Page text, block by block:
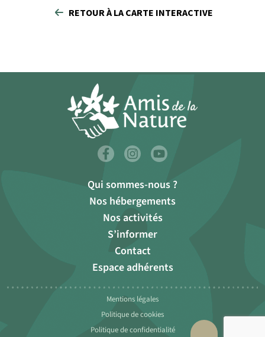
RETOUR À LA CARTE INTERACTIVE
Qui sommes-nous ?
Nos hébergements
Nos activités
S’informer
Contact
Espace adhérents
Mentions légales
Politique de cookies
Politique de confidentialité